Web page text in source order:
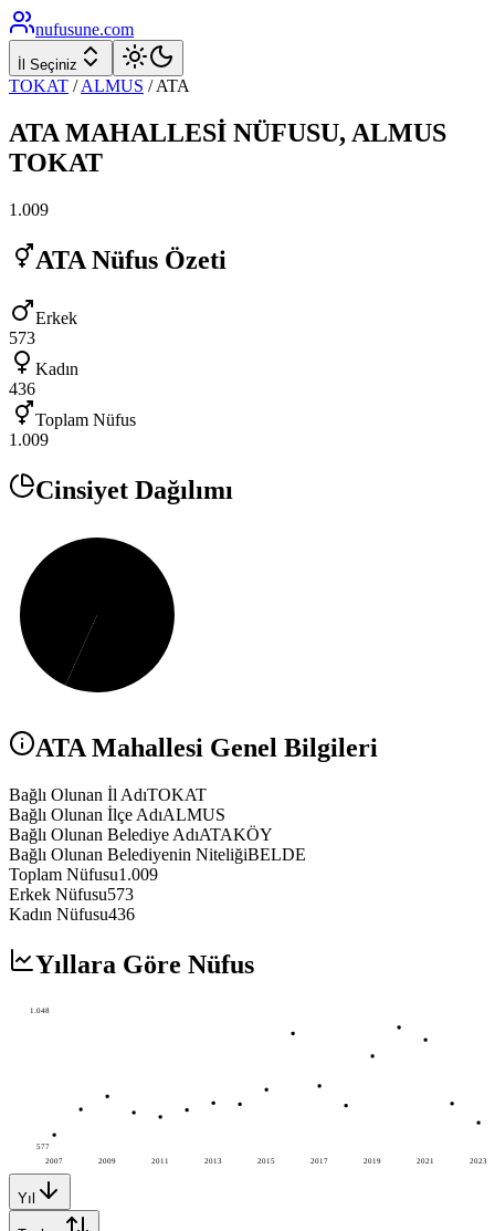
nufusune.com
İl Seçiniz
TOKAT / ALMUS /ATA
ATA MAHALLESİ NÜFUSU, ALMUS
TOKAT
1.009
ATA Nüfus Özeti
Erkek
573
Kadın
436
Toplam Nüfus
1.009
Cinsiyet Dağılımı
ATAMahallesi Genel Bilgileri
Bağlı Olunan İl AdıTOKAT
Bağlı Olunan İlçe AdıALMUS
Bağlı Olunan Belediye AdıATAKÖY
Bağlı Olunan Belediyenin NiteliğiBELDE
Toplam Nüfusu1.009
Erkek Nüfusu573
Kadın Nüfusu436
Yıllara Göre Nüfus
2007 2009 2011 2013 2015 2017 2019 2021 2023
1.048
577
Yıl